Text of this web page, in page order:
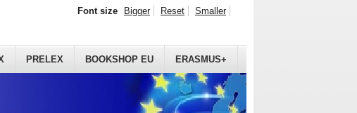
PRELEX BOOKSHOP EU ERASMUS+
Font size Bigger Reset Smaller